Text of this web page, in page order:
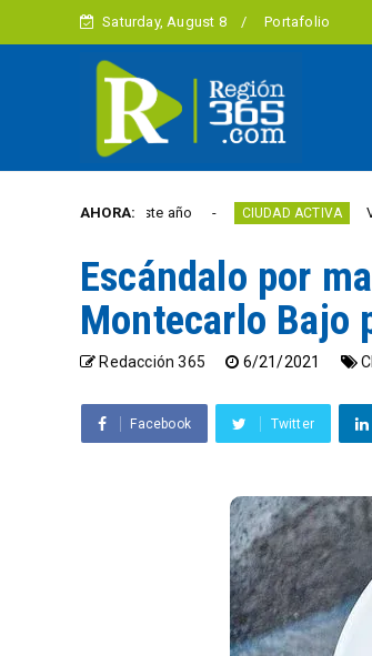
Saturday, August 8 Portafolio
AHORA:
este año CIUDAD ACTIVA Villa Julia
Escándalo por
Montecarlo Bajo
Redacción 365 6/21/2021
Facebook Twitter